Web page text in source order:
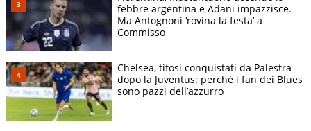
febbre argentina e Adani impazzisce.
Ma Antognoni ‘rovina la festa’ a
Commisso
Chelsea, tifosi conquistati da Palestra
dopo la Juventus: perché i fan dei Blues
sono pazzi dell’azzurro